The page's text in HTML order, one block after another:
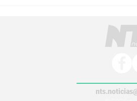
inicial al
cooperativismo